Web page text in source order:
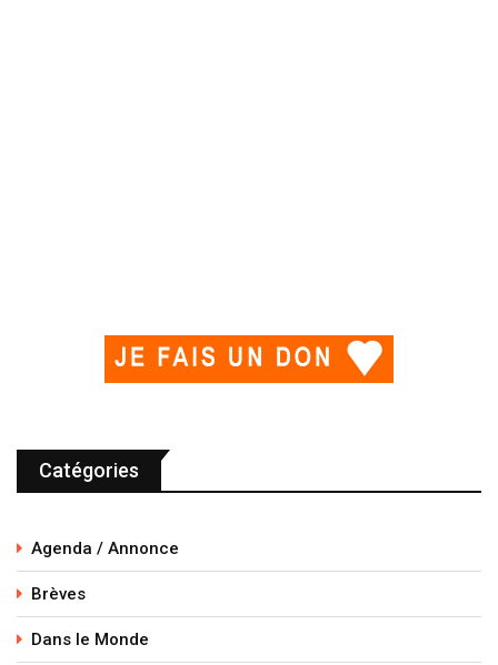
Catégories
Agenda / Annonce
Brèves
Dans le Monde